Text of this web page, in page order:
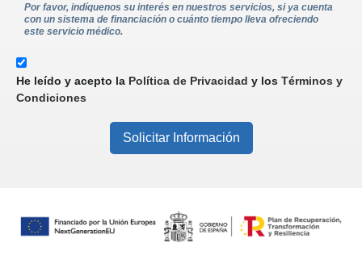
Por favor, indíquenos su interés en nuestros servicios, si ya cuenta
con un sistema de financiación o cuánto tiempo lleva ofreciendo
este servicio médico.
He leído y acepto la Política de Privacidad y los Términos y
Condiciones
Solicitar Información